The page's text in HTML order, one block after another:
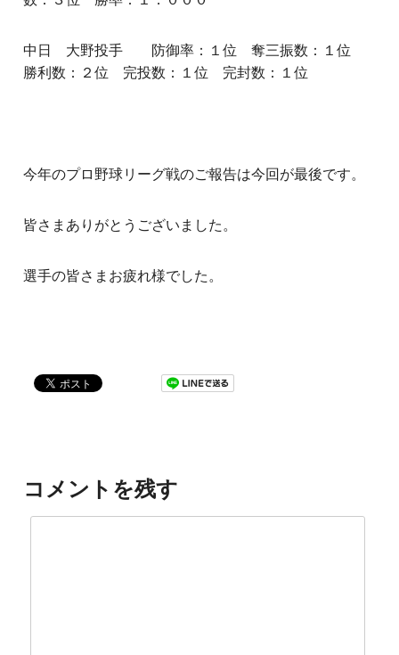
中日 大野投手 防御率：１位 奪三振数：１位
勝利数：２位 完投数：１位 完封数：１位
今年のプロ野球リーグ戦のご報告は今回が最後です。
皆さまありがとうございました。
選手の皆さまお疲れ様でした。
コメントを残す